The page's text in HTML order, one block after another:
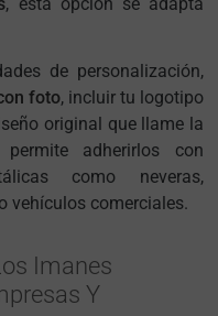
de personalización,
foto, incluir tu logotipo
original que llame la
adherirlos con
como neveras,
vehículos comerciales.
Imanes
Y